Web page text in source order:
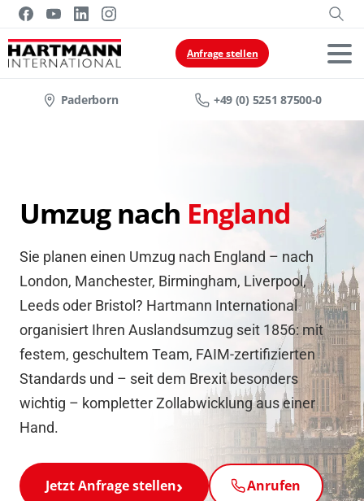
Anfrage stellen
Paderborn +49 (0) 5251 87500-0
Umzug nach England
Sie planen einen Umzug nach England – nach
London, Manchester, Birmingham, Liverpool,
Leeds oder Bristol? Hartmann International
organisiert Ihren Auslandsumzug seit 1856: mit
festem, geschultem Team, FAIM-zertifizierten
Standards und – seit dem Brexit besonders
wichtig – kompletter Zollabwicklung aus einer
Hand.
Jetzt Anfrage stellen Anrufen